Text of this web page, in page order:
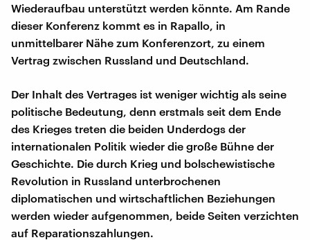
Wiederaufbau unterstützt werden könnte. Am Rande
dieser Konferenz kommt es in Rapallo, in
unmittelbarer Nähe zum Konferenzort, zu einem
Vertrag zwischen Russland und Deutschland.
Der Inhalt des Vertrages ist weniger wichtig als seine
politische Bedeutung, denn erstmals seit dem Ende
des Krieges treten die beiden Underdogs der
internationalen Politik wieder die große Bühne der
Geschichte. Die durch Krieg und bolschewistische
Revolution in Russland unterbrochenen
diplomatischen und wirtschaftlichen Beziehungen
werden wieder aufgenommen, beide Seiten verzichten
auf Reparationszahlungen.